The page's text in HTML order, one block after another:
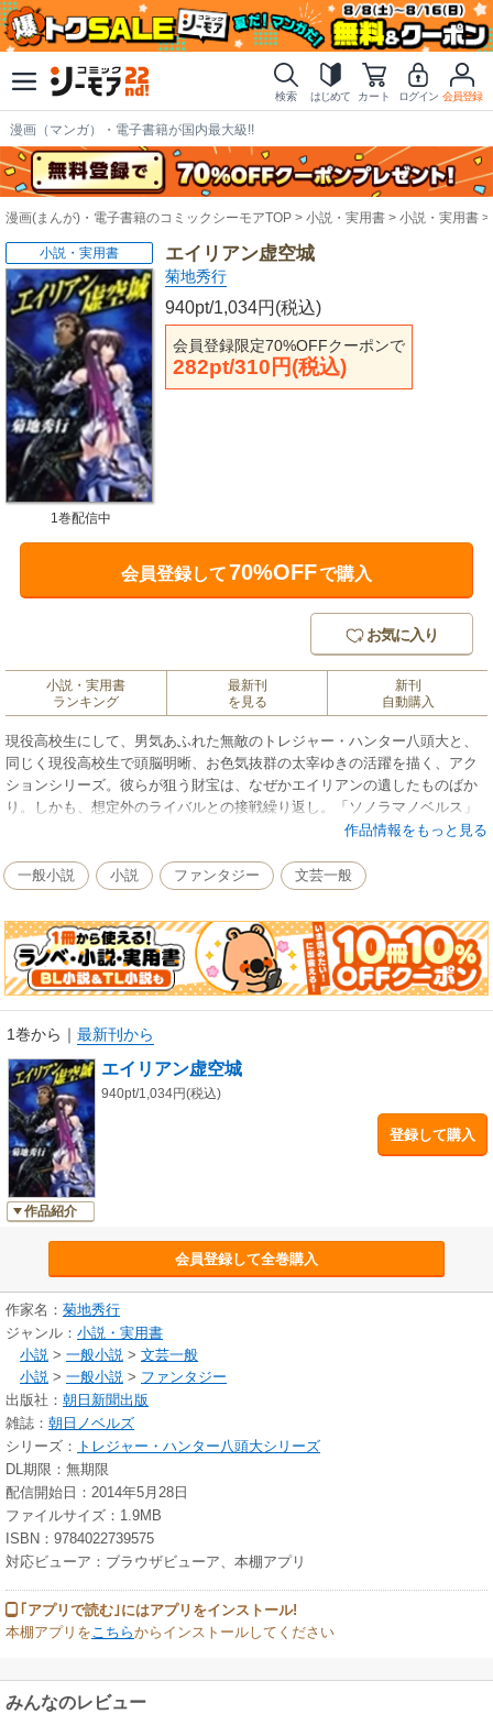
検索 はじめて カート ログイン 会員登録
漫画（マンガ）・電子書籍が国内最大級!!
漫画(まんが)・電子書籍のコミックシーモアTOP 小説・実用書 小説・実用書
エイリアン虚空城
菊地秀行
940pt/1,034円(税込)
会員登録限定70%OFFクーポンで
282pt/310円(税込)
小説・実用書
1巻配信中
会員登録して70%OFFで購入
お気に入り
小説・実用書
ランキング
最新刊
を見る
新刊
自動購入
現役高校生にして、男気あふれた無敵のトレジャー・ハンター八頭大と、
同じく現役高校生で頭脳明晰、お色気抜群の太宰ゆきの活躍を描く、アク
ションシリーズ。彼らが狙う財宝は、なぜかエイリアンの遺したものばか
り。しかも、想定外のライバルとの接戦繰り返し。「ソノラマノベルス」
でおなじみの二人の活躍が、ついに、「朝日ノベルズ」全編書き下ろし版
作品情報をもっと見る
一般小説 小説 ファンタジー 文芸一般
1巻から ｜ 最新刊から
作品紹介
エイリアン虚空城
940pt/1,034円(税込)
登録して購入
会員登録して全巻購入
作家名： 菊地秀行
ジャンル： 小説・実用書
小説 > 一般小説 > 文芸一般
小説 > 一般小説 > ファンタジー
出版社： 朝日新聞出版
雑誌： 朝日ノベルズ
シリーズ： トレジャー・ハンター八頭大シリーズ
DL期限：無期限
配信開始日：2014年5月28日
ファイルサイズ：1.9MB
ISBN：9784022739575
対応ビューア：ブラウザビューア、本棚アプリ
｢アプリで読む｣にはアプリをインストール!
本棚アプリをこちらからインストールしてください
みんなのレビュー